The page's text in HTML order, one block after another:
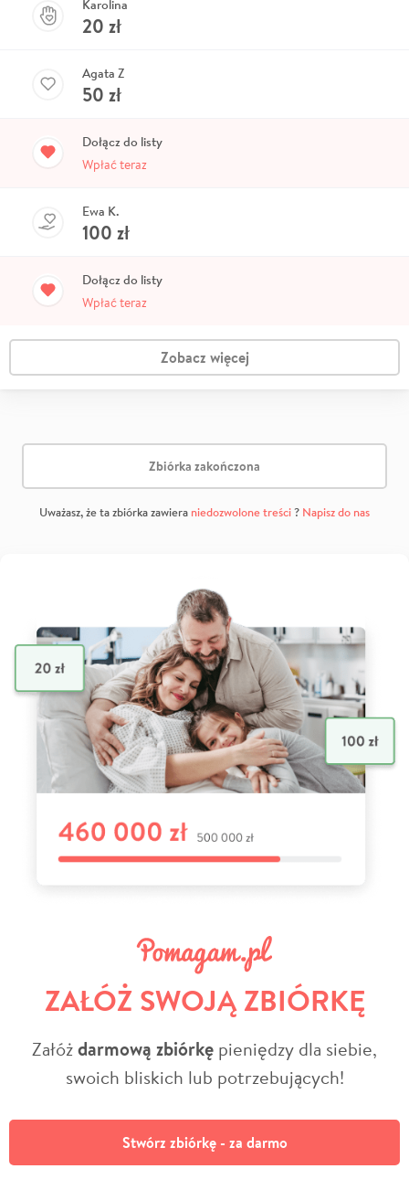
Karolina
20 zł
Agata Z
50 zł
Dołącz do listy
Wpłać teraz
Ewa K.
100 zł
Dołącz do listy
Wpłać teraz
Zobacz więcej
Zbiórka zakończona
Uważasz, że ta zbiórka zawiera niedozwolone treści? Napisz do nas
ZAŁÓŻ SWOJĄ ZBIÓRKĘ
Załóżdarmową zbiórkę pieniędzy dla siebie,
swoich bliskich lub potrzebujących!
Stwórz zbiórkę - za darmo